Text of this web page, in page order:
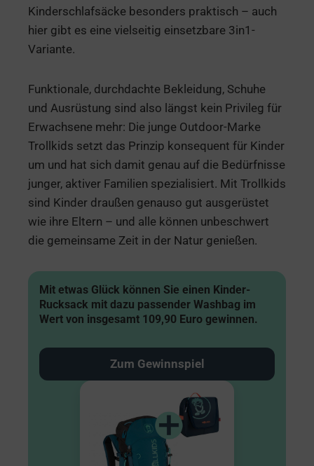
Kinderschlafsäcke besonders praktisch – auch
hier gibt es eine vielseitig einsetzbare 3in1-
Variante.
Funktionale, durchdachte Bekleidung, Schuhe
und Ausrüstung sind also längst kein Privileg für
Erwachsene mehr: Die junge Outdoor-Marke
Trollkids setzt das Prinzip konsequent für Kinder
um und hat sich damit genau auf die Bedürfnisse
junger, aktiver Familien spezialisiert. Mit Trollkids
sind Kinder draußen genauso gut ausgerüstet
wie ihre Eltern – und alle können unbeschwert
die gemeinsame Zeit in der Natur genießen.
Mit etwas Glück können Sie einen Kinder-
Rucksack mit dazu passender Washbag im
Wert von insgesamt 109,90 Euro gewinnen.
Zum Gewinnspiel